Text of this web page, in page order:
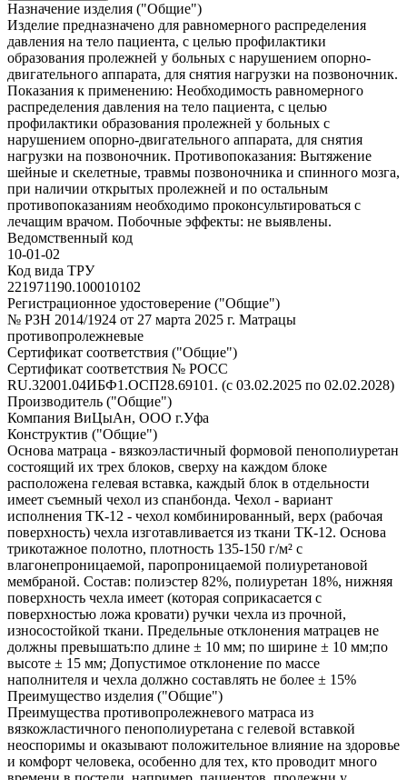
Назначение изделия ("Общие")
Изделие предназначено для равномерного распределения
давления на тело пациента, с целью профилактики
образования пролежней у больных с нарушением опорно-
двигательного аппарата, для снятия нагрузки на позвоночник.
Показания к применению: Необходимость равномерного
распределения давления на тело пациента, с целью
профилактики образования пролежней у больных с
нарушением опорно-двигательного аппарата, для снятия
нагрузки на позвоночник. Противопоказания: Вытяжение
шейные и скелетные, травмы позвоночника и спинного мозга,
при наличии открытых пролежней и по остальным
противопоказаниям необходимо проконсультироваться с
лечащим врачом. Побочные эффекты: не выявлены.
Ведомственный код
10-01-02
Код вида ТРУ
221971190.100010102
Регистрационное удостоверение ("Общие")
№ РЗН 2014/1924 от 27 марта 2025 г. Матрацы
противопролежневые
Сертификат соответствия ("Общие")
Сертификат соответствия № РОСС
RU.32001.04ИБФ1.ОСП28.69101. (с 03.02.2025 по 02.02.2028)
Производитель ("Общие")
Компания ВиЦыАн, ООО г.Уфа
Конструктив ("Общие")
Основа матраца - вязкоэластичный формовой пенополиуретан
состоящий их трех блоков, сверху на каждом блоке
расположена гелевая вставка, каждый блок в отдельности
имеет съемный чехол из спанбонда. Чехол - вариант
исполнения ТК-12 - чехол комбинированный, верх (рабочая
поверхность) чехла изготавливается из ткани ТК-12. Основа
трикотажное полотно, плотность 135-150 г/м² с
влагонепроницаемой, паропроницаемой полиуретановой
мембраной. Состав: полиэстер 82%, полиуретан 18%, нижняя
поверхность чехла имеет (которая соприкасается с
поверхностью ложа кровати) ручки чехла из прочной,
износостойкой ткани. Предельные отклонения матрацев не
должны превышать:по длине ± 10 мм; по ширине ± 10 мм;по
высоте ± 15 мм; Допустимое отклонение по массе
наполнителя и чехла должно составлять не более ± 15%
Преимущество изделия ("Общие")
Преимущества противопролежневого матраса из
вязкожластичного пенополиуретана с гелевой вставкой
неоспоримы и оказывают положительное влияние на здоровье
и комфорт человека, особенно для тех, кто проводит много